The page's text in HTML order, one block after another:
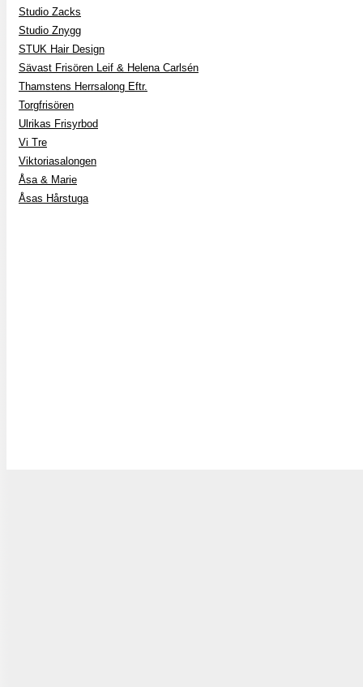
Studio Zacks
Studio Znygg
STUK Hair Design
Sävast Frisören Leif & Helena Carlsén
Thamstens Herrsalong Eftr.
Torgfrisören
Ulrikas Frisyrbod
Vi Tre
Viktoriasalongen
Åsa & Marie
Åsas Hårstuga